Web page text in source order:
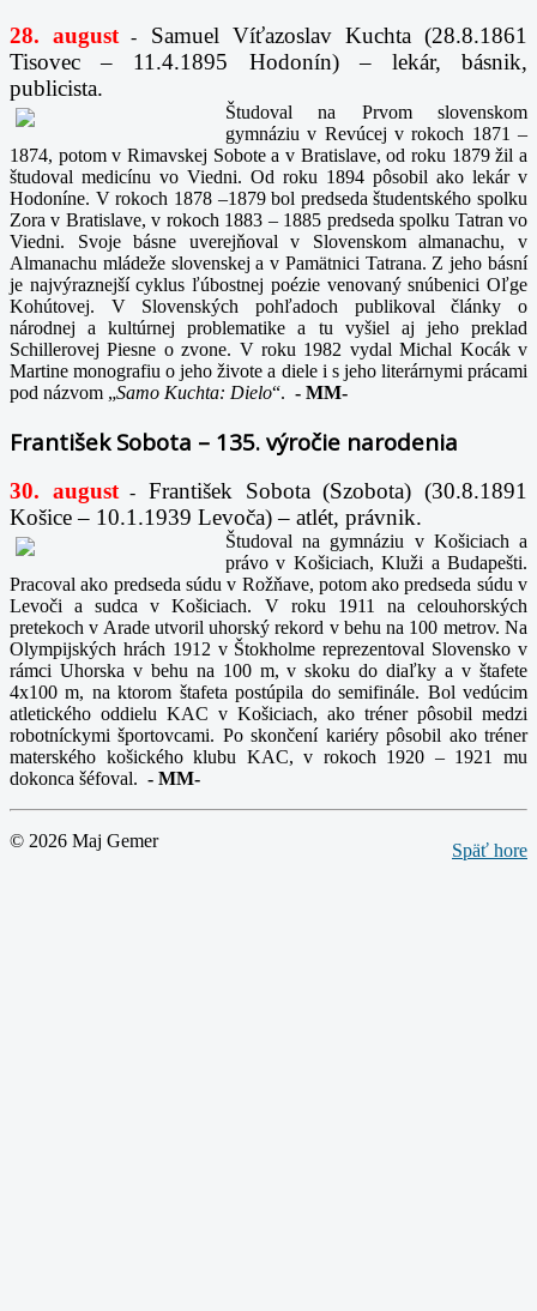
28. august -
Samuel Víťazoslav Kuchta (28.8.1861
Tisovec – 11.4.1895 Hodonín) – lekár, básnik,
publicista.
Študoval na Prvom slovenskom
gymnáziu v Revúcej v rokoch 1871 –
1874, potom v Rimavskej Sobote a v Bratislave, od roku 1879 žil a
študoval medicínu vo Viedni. Od roku 1894 pôsobil ako lekár v
Hodoníne. V rokoch 1878 –1879 bol predseda študentského spolku
Zora v Bratislave, v rokoch 1883 – 1885 predseda spolku Tatran vo
Viedni. Svoje básne uverejňoval v Slovenskom almanachu, v
Almanachu mládeže slovenskej a v Pamätnici Tatrana. Z jeho básní
je najvýraznejší cyklus ľúbostnej poézie venovaný snúbenici Oľge
Kohútovej. V Slovenských pohľadoch publikoval články o
národnej a kultúrnej problematike a tu vyšiel aj jeho preklad
Schillerovej Piesne o zvone. V roku 1982 vydal Michal Kocák v
Martine monografiu o jeho živote a diele i s jeho literárnymi prácami
pod názvom „Samo Kuchta: Dielo“. - MM-
František Sobota – 135. výročie narodenia
30. august-
František Sobota (Szobota) (30.8.1891
Košice – 10.1.1939 Levoča) – atlét, právnik.
Študoval na gymnáziu v Košiciach a
právo v Košiciach, Kluži a Budapešti.
Pracoval ako predseda súdu v Rožňave, potom ako predseda súdu v
Levoči a sudca v Košiciach. V roku 1911 na celouhorských
pretekoch v Arade utvoril uhorský rekord v behu na 100 metrov. Na
Olympijských hrách 1912 v Štokholme reprezentoval Slovensko v
rámci Uhorska v behu na 100 m, v skoku do diaľky a v štafete
4x100 m, na ktorom štafeta postúpila do semifinále. Bol vedúcim
atletického oddielu KAC v Košiciach, ako tréner pôsobil medzi
robotníckymi športovcami. Po skončení kariéry pôsobil ako tréner
materského košického klubu KAC, v rokoch 1920 – 1921 mu
dokonca šéfoval. - MM-
Späť hore
© 2026 Maj Gemer